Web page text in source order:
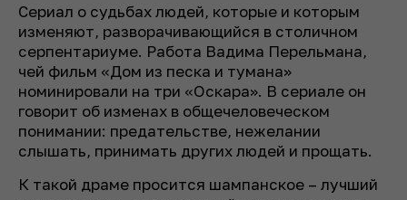
Сериал о судьбах людей, которые и которым
изменяют, разворачивающийся в столичном
серпентариуме. Работа Вадима Перельмана,
чей фильм «Дом из песка и тумана»
номинировали на три «Оскара». В сериале он
говорит об изменах в общечеловеческом
понимании: предательстве, нежелании
слышать, принимать других людей и прощать.
К такой драме просится шампанское – лучший